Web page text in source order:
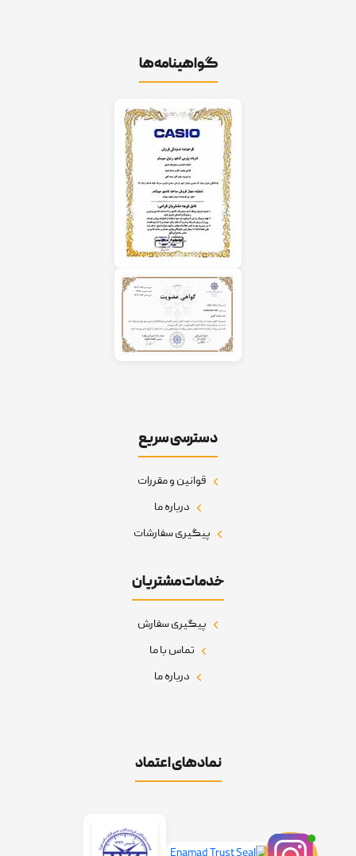
گواهینامه‌ها
دسترسی سریع
قوانین و مقررات
درباره ما
پیگیری سفارشات
خدمات مشتریان
پیگیری سفارش
تماس با ما
درباره ما
نمادهای اعتماد